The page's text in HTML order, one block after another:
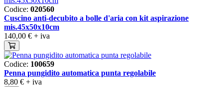
Codice: 020560
Cuscino anti-decubito a bolle d'aria con kit aspirazione
mis.45x50x10cm
140,00 € + iva
Codice: 100659
Penna pungidito automatica punta regolabile
8,80 € + iva